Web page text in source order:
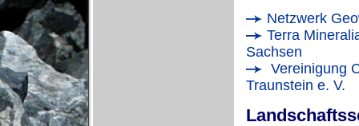
Netzwerk
Terra
Sachsen
Vereinigung
Traunstein e. V.